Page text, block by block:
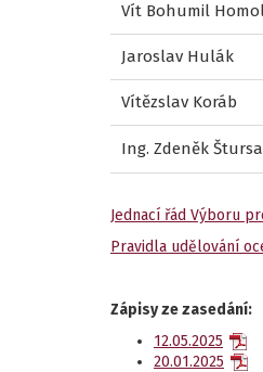
Vít Bohumil
Jaroslav Hulák
Vítězslav Koráb
Ing. Zdeněk Štursa
Jednací řád Výboru
Pravidla udělování
Zápisy ze zasedání:
12.05.2025
20.01.2025